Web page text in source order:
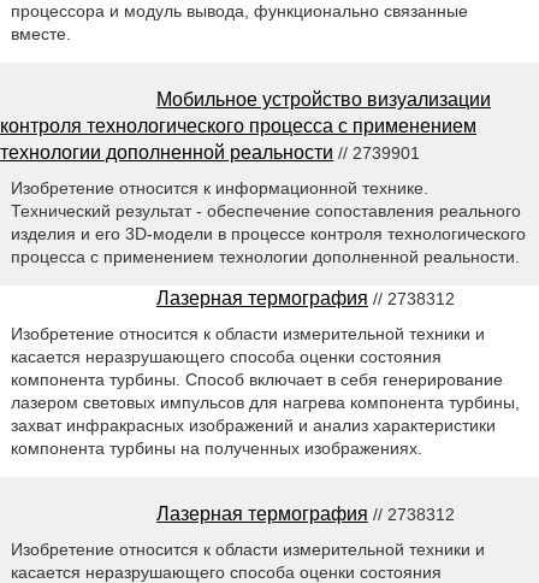
процессора и модуль вывода, функционально связанные
вместе.
Мобильное устройство визуализации
контроля технологического процесса с применением
технологии дополненной реальности // 2739901
Изобретение относится к информационной технике.
Технический результат - обеспечение сопоставления реального
изделия и его 3D-модели в процессе контроля технологического
процесса с применением технологии дополненной реальности.
Лазерная термография // 2738312
Изобретение относится к области измерительной техники и
касается неразрушающего способа оценки состояния
компонента турбины. Способ включает в себя генерирование
лазером световых импульсов для нагрева компонента турбины,
захват инфракрасных изображений и анализ характеристики
компонента турбины на полученных изображениях.
Лазерная термография // 2738312
Изобретение относится к области измерительной техники и
касается неразрушающего способа оценки состояния